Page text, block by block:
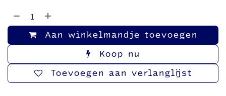
Aan winkelmandje toevoegen
Koop nu
Toevoegen aan verlanglijst